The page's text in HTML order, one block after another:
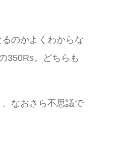
のかよくわからな
350Rs。どちらも
なおさら不思議で